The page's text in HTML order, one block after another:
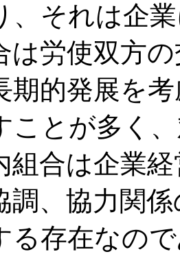
、それは企
は労使双方
期的発展を
ことが多く
組合は企業
調、協力関
る存在なの